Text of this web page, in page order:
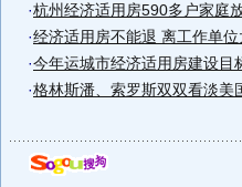
·杭州经济适用房590多户家庭
·经济适用房不能退 离工作单
·今年运城市经济适用房建设目
·格林斯潘、索罗斯双双看淡美